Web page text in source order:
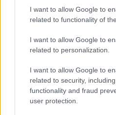
I want to allow Google to
related to functionality of
I want to allow Google to
related to personalization.
I want to allow Google to
related to security,
functionality and fraud
user protection.
ΑΘΛΗΤΙΣΜΟΣ